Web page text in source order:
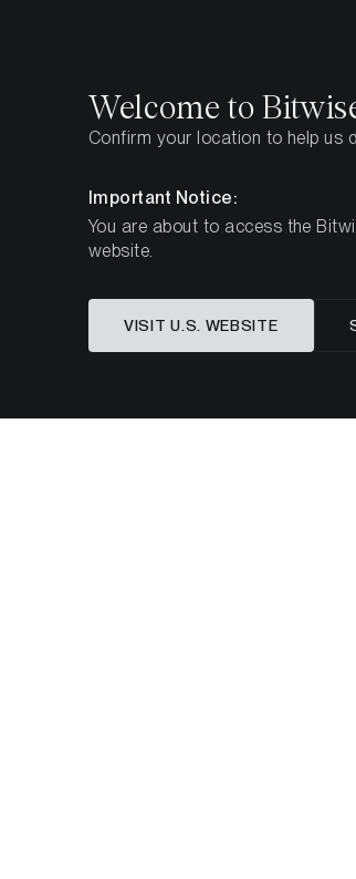
Welcome to
Confirm your location to help us
Important Notice:
You are about to access the
website.
VISIT U.S. WEBSITE